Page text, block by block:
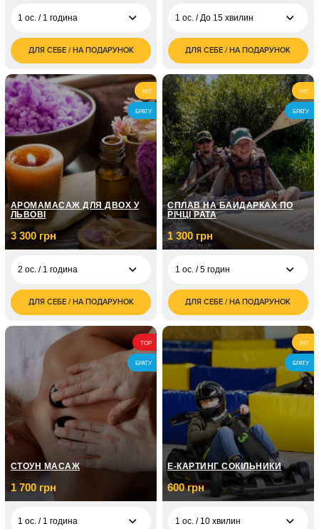
1 ос. / 1 година
2 900
грн
1 ос. / 2 години
4 900
грн
1 ос. / 3 години
6 900
грн
1 ос. / 9 годин
15 000
грн
1 ос. / 18 годин
26 000
грн
ДЛЯ СЕБЕ / НА ПОДАРУНОК
1 ос. / До 15 хвилин
9 250
грн
ДЛЯ СЕБЕ / НА ПОДАРУНОК
HIT
БРАТУ
АРОМАМАСАЖ ДЛЯ ДВОХ У
ЛЬВОВІ
3 300 грн
2 ос. / 1 година
3 300
грн
1 ос. / 1 година
1 900
грн
ДЛЯ СЕБЕ / НА ПОДАРУНОК
HIT
БРАТУ
СПЛАВ НА БАЙДАРКАХ ПО
РІЧЦІ РАТА
1 300 грн
1 ос. / 5 годин
1 300
грн
2 ос. / Сплав на
байдарках по р. Рата
для двох / 5 годин
2 600
грн
ДЛЯ СЕБЕ / НА ПОДАРУНОК
TOP
БРАТУ
СТОУН МАСАЖ
1 700 грн
1 ос. / 1 година
HIT
БРАТУ
Е-КАРТИНГ СОКІЛЬНИКИ
600 грн
1 ос. / 10 хвилин